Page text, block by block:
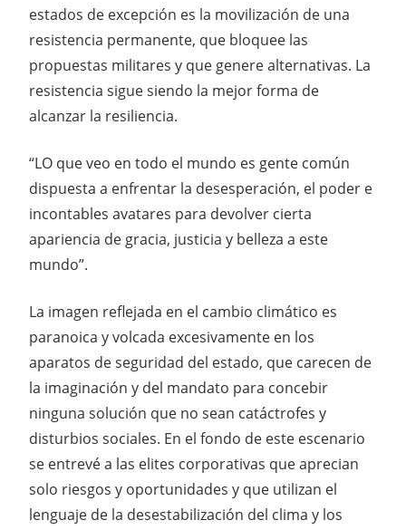
estados de excepción es la movilización de una
resistencia permanente, que bloquee las
propuestas militares y que genere alternativas. La
resistencia sigue siendo la mejor forma de
alcanzar la resiliencia.
“LO que veo en todo el mundo es gente común
dispuesta a enfrentar la desesperación, el poder e
incontables avatares para devolver cierta
apariencia de gracia, justicia y belleza a este
mundo”.
La imagen reflejada en el cambio climático es
paranoica y volcada excesivamente en los
aparatos de seguridad del estado, que carecen de
la imaginación y del mandato para concebir
ninguna solución que no sean catáctrofes y
disturbios sociales. En el fondo de este escenario
se entrevé a las elites corporativas que aprecian
solo riesgos y oportunidades y que utilizan el
lenguaje de la desestabilización del clima y los